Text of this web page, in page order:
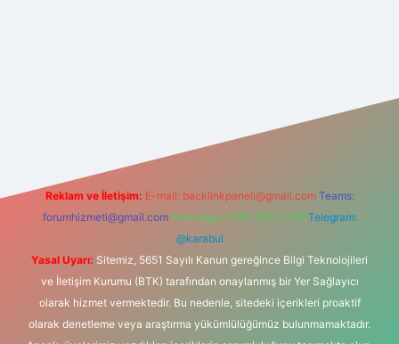
Reklam ve İletişim: E-mail: backlinkpaneli@gmail.com Teams:
forumhizmeti@gmail.com Whatsapp: 0262 606 0 726 Telegram:
@karabul
Yasal Uyarı: Sitemiz, 5651 Sayılı Kanun gereğince Bilgi Teknolojileri
ve İletişim Kurumu (BTK) tarafından onaylanmış bir Yer Sağlayıcı
olarak hizmet vermektedir. Bu nedenle, sitedeki içerikleri proaktif
olarak denetleme veya araştırma yükümlülüğümüz bulunmamaktadır.